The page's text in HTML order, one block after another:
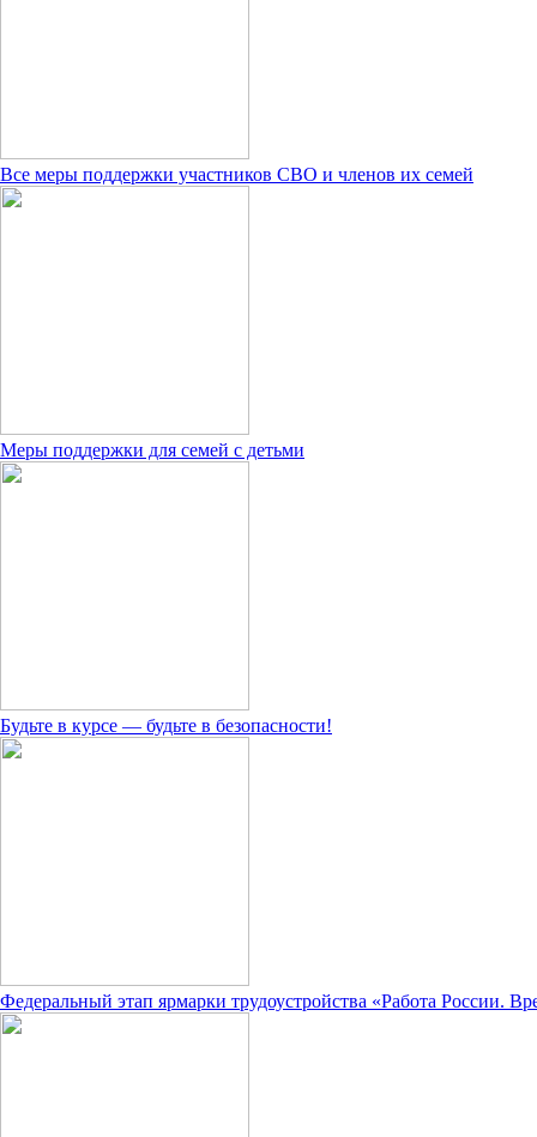
Все меры поддержки участников СВО и членов их семей
Меры поддержки для семей с детьми
Будьте в курсе — будьте в безопасности!
Федеральный этап ярмарки трудоустройства «Работа России.